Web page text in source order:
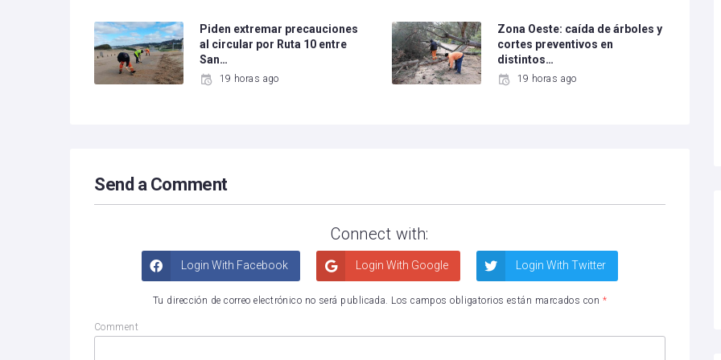
Piden extremar precauciones
al circular por Ruta 10 entre
San…
19 horas ago
Zona Oeste: caída de árboles y
cortes preventivos en
distintos…
19 horas ago
Send a Comment
Connect with:
Login With Facebook Login With Google Login With Twitter
Tu dirección de correo electrónico no será publicada. Los campos obligatorios están marcados con *
Comment